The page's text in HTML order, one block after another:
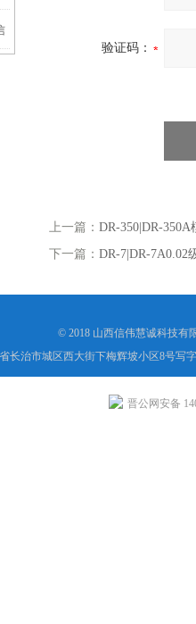
验证码：
上一篇： DR-350|DR-
下一篇： DR-7|DR-7A0.02
© 2018 山西信伟慧诚科技有
长治市城区西大街下梅辉坡小区8号写
晋公网安备